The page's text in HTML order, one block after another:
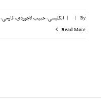
By
|
| انگلیسی,حبیب لاجوردی,فارسی,
Read More